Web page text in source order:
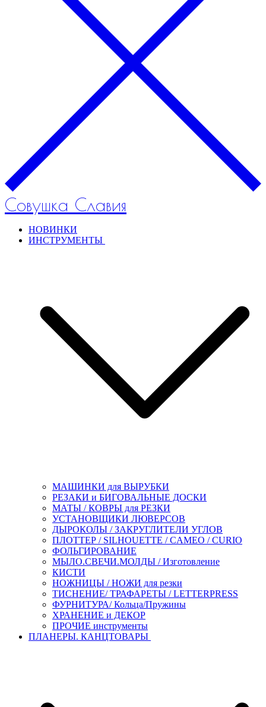
Совушка Славия
НОВИНКИ
ИНСТРУМЕНТЫ
МАШИНКИ для ВЫРУБКИ
РЕЗАКИ и БИГОВАЛЬНЫЕ ДОСКИ
МАТЫ / КОВРЫ для РЕЗКИ
УСТАНОВЩИКИ ЛЮВЕРСОВ
ДЫРОКОЛЫ / ЗАКРУГЛИТЕЛИ УГЛОВ
ПЛОТТЕР / SILHOUETTE / CAMEO / CURIO
ФОЛЬГИРОВАНИЕ
МЫЛО.СВЕЧИ.МОЛДЫ / Изготовление
КИСТИ
НОЖНИЦЫ / НОЖИ для резки
ТИСНЕНИЕ/ ТРАФАРЕТЫ / LETTERPRESS
ФУРНИТУРА/ Кольца/Пружины
ХРАНЕНИЕ и ДЕКОР
ПРОЧИЕ инструменты
ПЛАНЕРЫ. КАНЦТОВАРЫ